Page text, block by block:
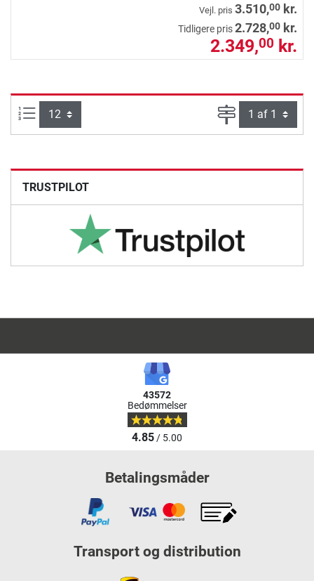
Vejl. pris 3.510,00 kr.
Tidligere pris2.728,00 kr.
2.349,00 kr.
Artikel pr. side: Side
TRUSTPILOT
43572
Bedømmelser
4.85/ 5.00
Betalingsmåder
Transport og distribution